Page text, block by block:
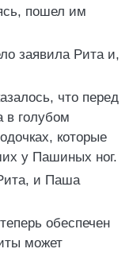
пошел им
заявила Рита и,
что перед
в голубом
которые
у Пашиных ног.
и Паша
обеспечен
может